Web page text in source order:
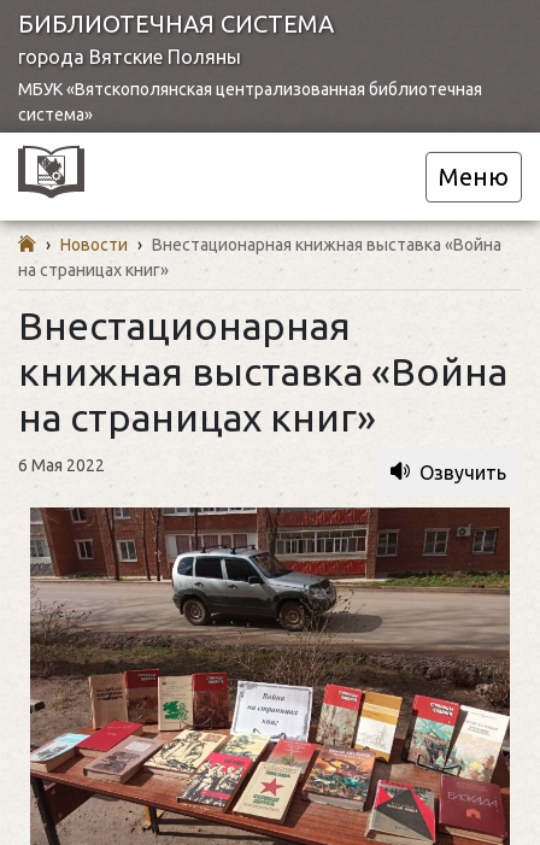
БИБЛИОТЕЧНАЯ СИСТЕМА
города Вятские Поляны
МБУК «Вятскополянская централизованная библиотечная
система»
Меню
› Новости › Внестационарная книжная выставка «Война
на страницах книг»
Внестационарная
книжная выставка «Война
на страницах книг»
6 Мая 2022 Озвучить